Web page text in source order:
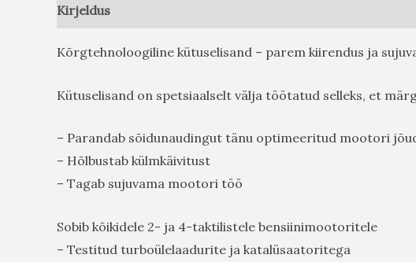
Kirjeldus
Kõrgtehnoloogiline kütuselisand – parem kiirendus ja
Kütuselisand on spetsiaalselt välja töötatud selleks, et
– Parandab sõidunaudingut tänu optimeeritud mootori
– Hõlbustab külmkäivitust
– Tagab sujuvama mootori töö
Sobib kõikidele 2- ja 4-taktilistele bensiinimootoritele
– Testitud turboülelaadurite ja katalüsaatoritega